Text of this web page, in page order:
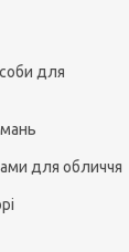
для
для обличчя